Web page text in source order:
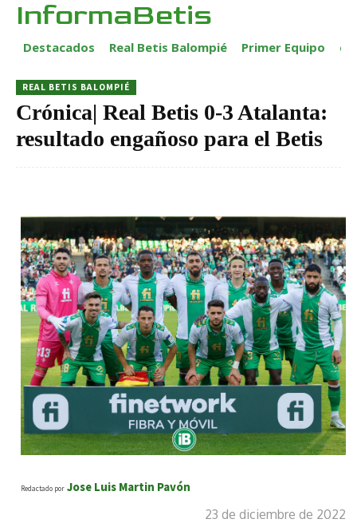
InformaBetis
Destacados Real Betis Balompié Primer Equipo
REAL BETIS BALOMPIÉ
Crónica| Real Betis 0-3 Atalanta:
resultado engañoso para el Betis
Redactado por Jose Luis Martin Pavón
23 de diciembre de 2022